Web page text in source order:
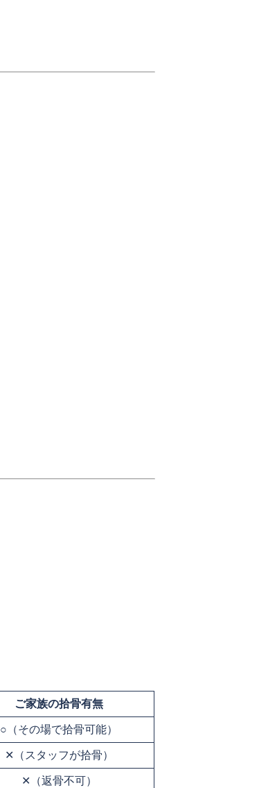
ご家族の拾骨有無
○（その場で拾骨可能）
✕（スタッフが拾骨）
✕（返骨不可）